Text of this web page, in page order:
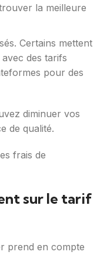
la meilleure
Certains mettent
des tarifs
pour des
diminuer vos
de qualité.
frais de
sur le tarif
prend en compte